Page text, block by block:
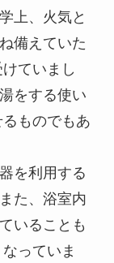
上、火気と
備えていた
ていまし
をする使い
ものでもあ
を利用する
た、浴室内
いることも
っていま